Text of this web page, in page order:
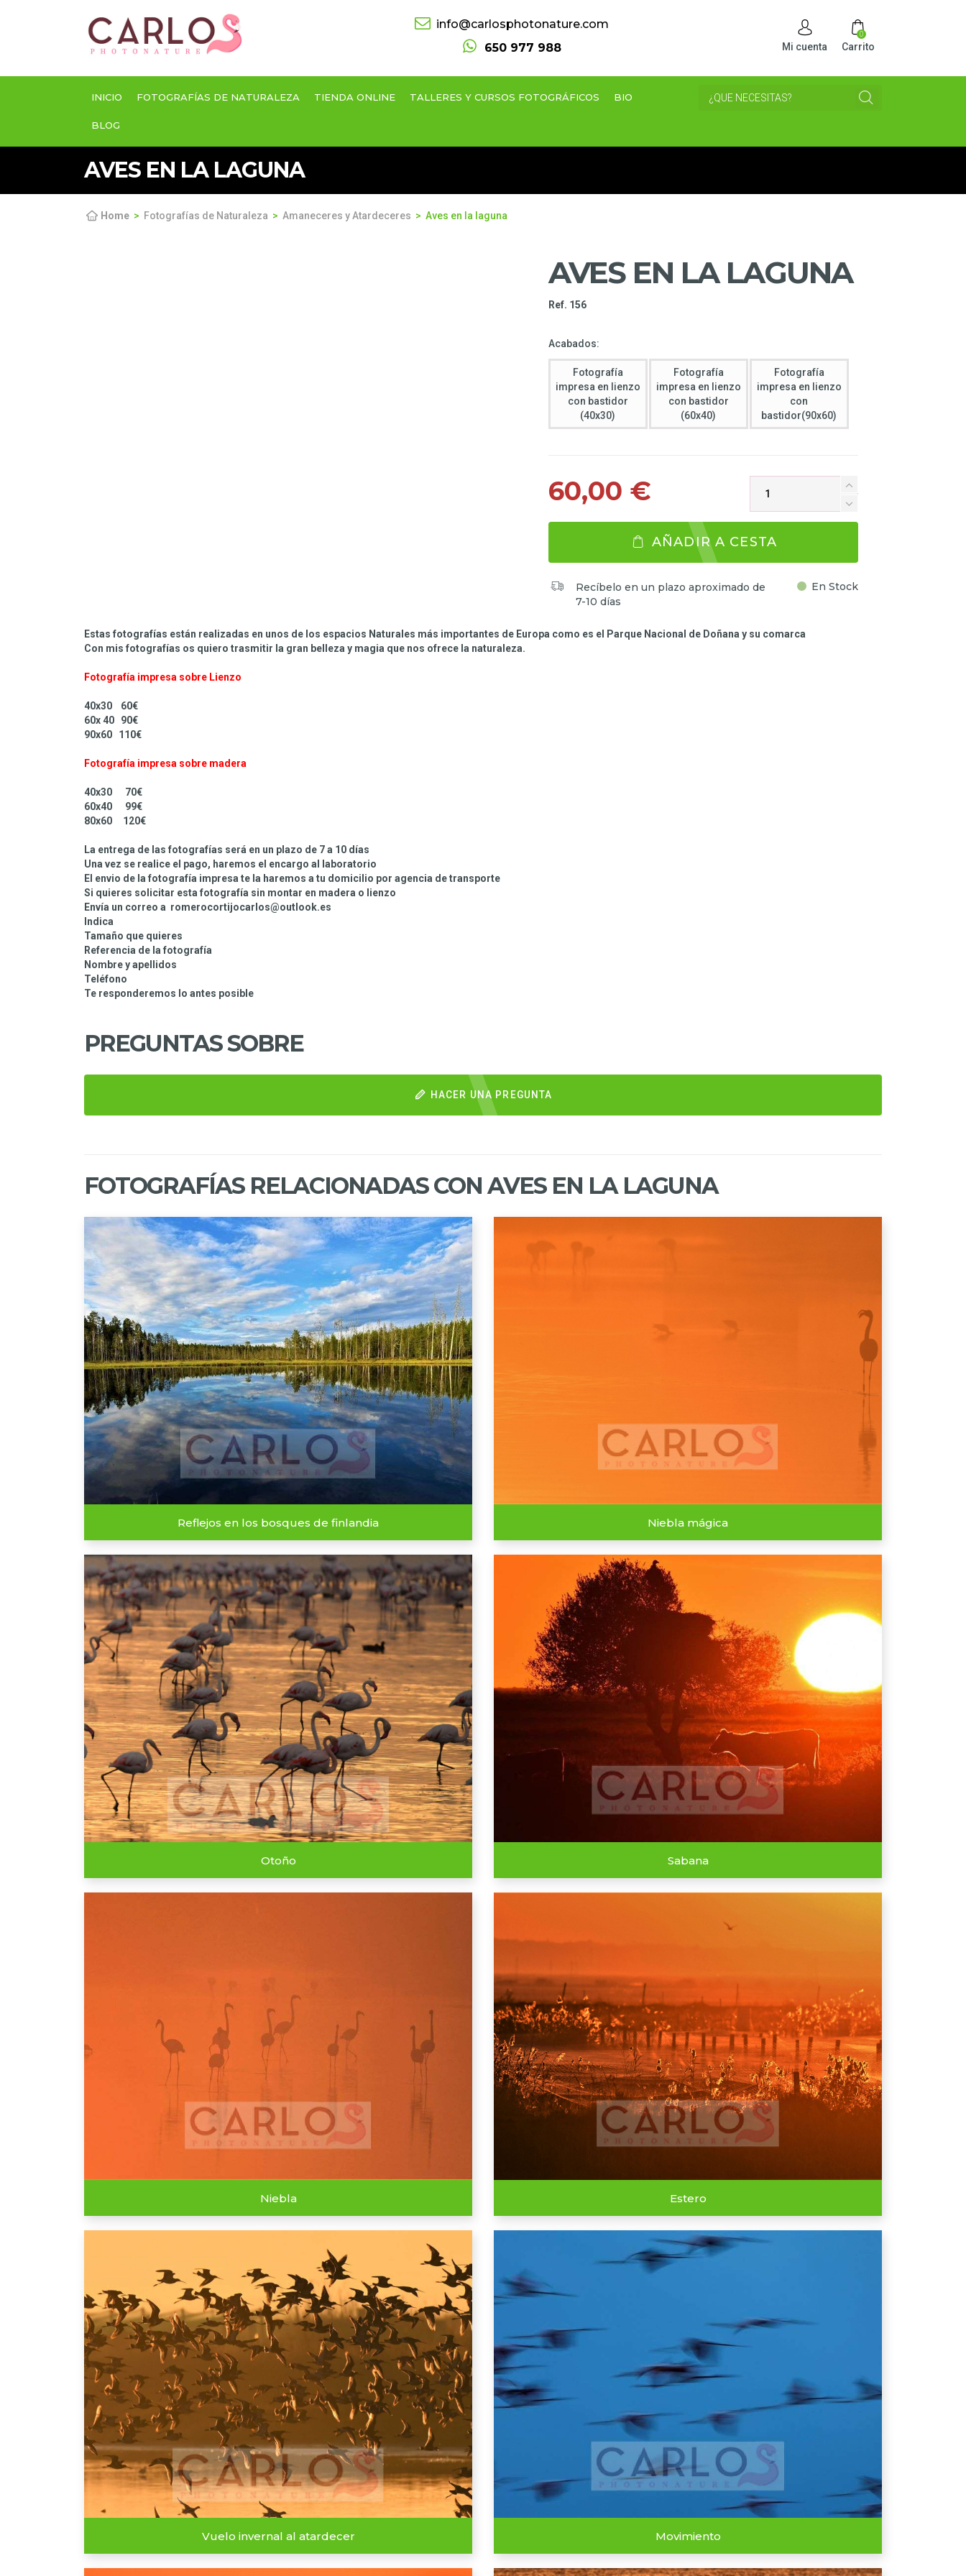
info@carlosphotonature.com
650 977 988
Carrito
0
Mi cuenta
INICIO FOTOGRAFÍAS DE NATURALEZA TIENDA ONLINE TALLERES Y CURSOS FOTOGRÁFICOS BIO
BLOG
AVES EN LA LAGUNA
Home Fotografías de Naturaleza Amaneceres y Atardeceres Aves en la laguna
AVES EN LA LAGUNA
Ref. 156
Acabados:
Fotografía
impresa en lienzo
con bastidor
(40x30)
Fotografía
impresa en lienzo
con bastidor
(60x40)
Fotografía
impresa en lienzo
con
bastidor(90x60)
60,00 €
AÑADIR A CESTA
Recíbelo en un plazo aproximado de
7-10 días
En Stock
Estas fotografías están realizadas en unos de los espacios Naturales más importantes de Europa como es el Parque Nacional de Doñana y su comarca
Con mis fotografías os quiero trasmitir la gran belleza y magia que nos ofrece la naturaleza.
Fotografía impresa sobre Lienzo
40x30 60€
60x 40 90€
90x60 110€
Fotografía impresa sobre madera
40x30 70€
60x40 99€
80x60 120€
La entrega de las fotografías será en un plazo de 7 a 10 días
Una vez se realice el pago, haremos el encargo al laboratorio
El envio de la fotografía impresa te la haremos a tu domicilio por agencia de transporte
Si quieres solicitar esta fotografía sin montar en madera o lienzo
Envía un correo a romerocortijocarlos@outlook.es
Indica
Tamaño que quieres
Referencia de la fotografía
Nombre y apellidos
Teléfono
Te responderemos lo antes posible
PREGUNTAS SOBRE
HACER UNA PREGUNTA
FOTOGRAFÍAS RELACIONADAS CON AVES EN LA LAGUNA
Reflejos en los bosques de finlandia Niebla mágica
Otoño Sabana
Niebla Estero
Vuelo invernal al atardecer Movimiento